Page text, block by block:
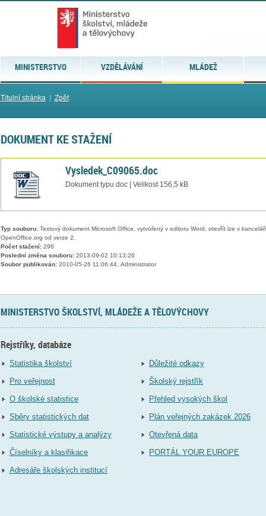
MINISTERSTVO VZDĚLÁVÁNÍ MLÁDEŽ
Titulní stránka| Zpět
DOKUMENT KE STAŽENÍ
Vysledek_C09065.doc
Dokument typu doc | Velikost 156,5 kB
Typ souboru:Textový dokument Microsoft Office, vytvořený v editoru Word, otevřít lze v
OpenOffice.org od verze 2.
Počet stažení:296
Poslední změna souboru:2013-09-02 10:13:26
Soubor publikován:2010-05-26 11:06:44, Administrator
MINISTERSTVO ŠKOLSTVÍ, MLÁDEŽE A TĚLOVÝCHOVY
Rejstříky, databáze
Statistika školství
Pro veřejnost
O školské statistice
Sběry statistických dat
Statistické výstupy a analýzy
Číselníky a klasifikace
Adresáře školských institucí
Důležité odkazy
Školský rejstřík
Přehled vysokých škol
Plán veřejných zakázek 2026
Otevřená data
PORTÁL YOUR EUROPE